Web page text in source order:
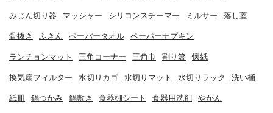
みじん切り器 マッシャー シリコンスチーマー ミルサー 落し蓋
骨抜き ふきん ペーパータオル ペーパーナプキン
ランチョンマット 三角コーナー 三角巾 割り箸 懐紙
換気扇フィルター 水切りカゴ 水切りマット 水切りラック 洗い桶
紙皿 鍋つかみ 鍋敷き 食器棚シート 食器用洗剤 やかん